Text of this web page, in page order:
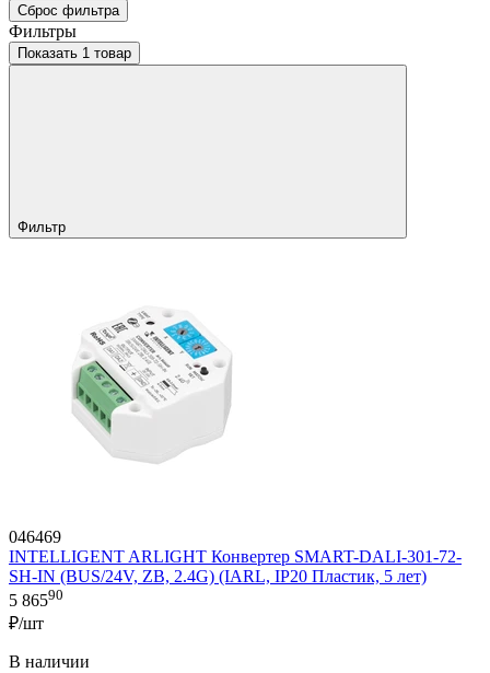
Сброс фильтра
Фильтры
Показать 1 товар
Фильтр
046469
INTELLIGENT ARLIGHT Конвертер SMART-DALI-301-72-
SH-IN (BUS/24V, ZB, 2.4G) (IARL, IP20 Пластик, 5 лет)
5 86590
₽/шт
В наличии